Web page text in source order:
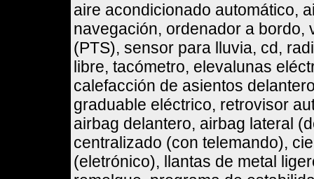
aire acondicionado automático,
navegación, ordenador a bordo,
(PTS), sensor para lluvia, cd,
libre, tacómetro, elevalunas
calefacción de asientos
graduable eléctrico, retrovisor
airbag delantero, airbag lateral
centralizado (con telemando),
(eletrónico), llantas de metal